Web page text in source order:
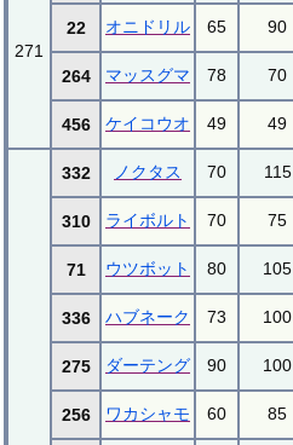
271
22 オニドリル 65 90
264 マッスグマ 78 70
456 ケイコウオ 49 49
332 ノクタス 70 115
310 ライボルト 70 75
71 ウツボット 80 105
336 ハブネーク 73 100
275 ダーテング 90 100
256 ワカシャモ 60 85